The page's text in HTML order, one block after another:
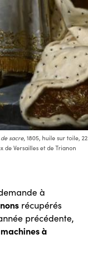
sacre, 1805, huile sur toile,
de Versailles et de Trianon
à
récupérés
précédente,
à